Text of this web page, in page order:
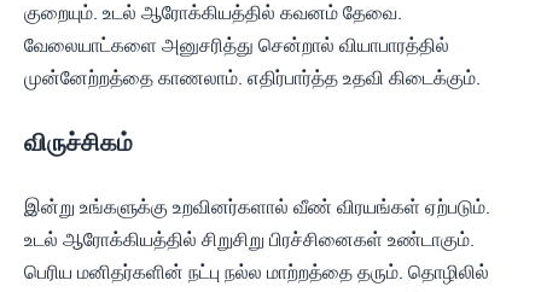
குறையும். உடல் ஆரோக்கியத்தில் கவனம் தேவை.
வேலையாட்களை அனுசரித்து சென்றால் வியாபாரத்தில்
முன்னேற்றத்தை காணலாம். எதிர்பார்த்த உதவி கிடைக்கும்.
விருச்சிகம்
இன்று உங்களுக்கு உறவினர்களால் வீண் விரயங்கள் ஏற்படும்.
உடல் ஆரோக்கியத்தில் சிறுசிறு பிரச்சினைகள் உண்டாகும்.
பெரிய மனிதர்களின் நட்பு நல்ல மாற்றத்தை தரும். தொழிலில்